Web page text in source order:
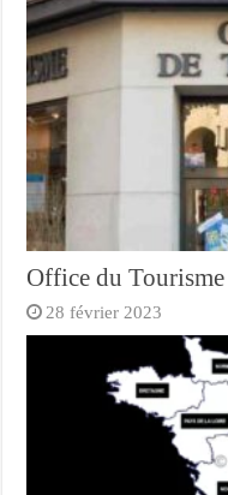
Office du Tourisme
28 février 2023